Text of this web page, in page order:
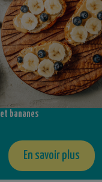
bananes
En savoir plus